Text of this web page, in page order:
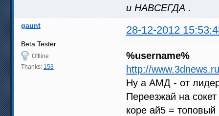
и НАВСЕГДА .
gaunt 28-12-2012
Beta Tester
Offline
Thanks: 153
%username%
http://
Ну а АМД - от
Переезжай на
коре ай5 =